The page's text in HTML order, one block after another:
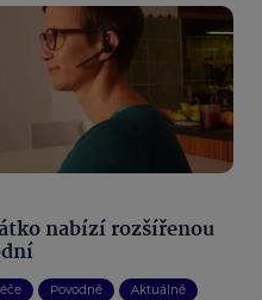
nabízí rozšířenou
Povodně Aktuálně